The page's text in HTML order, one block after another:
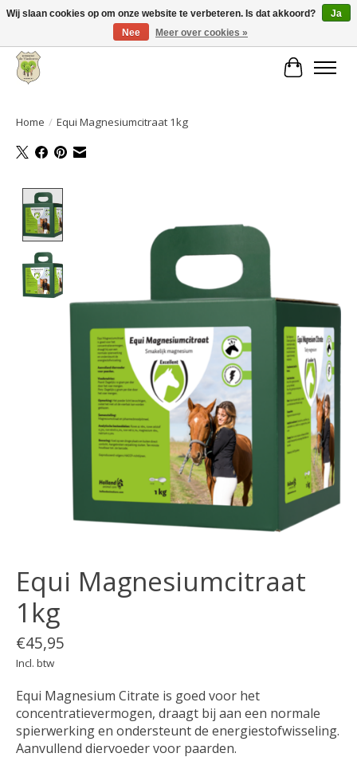
Grote keuze aan producten en snelle verzending!
Home / Equi Magnesiumcitraat 1kg
Equi Magnesiumcitraat
1kg
€45,95
Incl. btw
Equi Magnesium Citrate is goed voor het
concentratievermogen, draagt bij aan een normale
spierwerking en ondersteunt de energiestofwisseling.
Aanvullend diervoeder voor paarden.
Wij slaan cookies op om onze website te verbeteren. Is dat akkoord?
Ja
Nee
Meer over cookies »